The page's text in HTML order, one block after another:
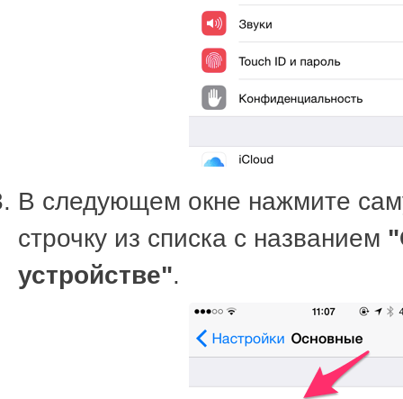
В следующем окне нажмите
строчку из списка с названием
устройстве".